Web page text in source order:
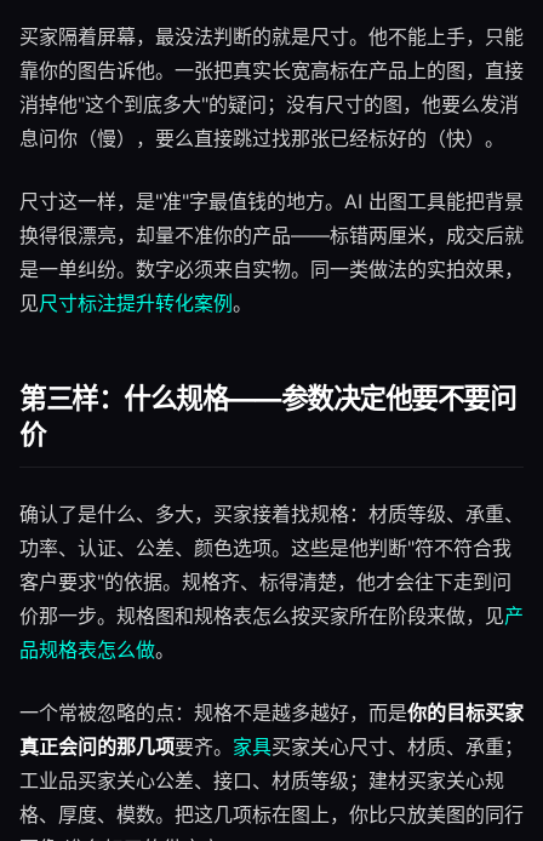
买家隔着屏幕，最没法判断的就是尺寸。他不能上手，只能
靠你的图告诉他。一张把真实长宽高标在产品上的图，直接
消掉他"这个到底多大"的疑问；没有尺寸的图，他要么发消
息问你（慢），要么直接跳过找那张已经标好的（快）。
尺寸这一样，是"准"字最值钱的地方。AI 出图工具能把背景
换得很漂亮，却量不准你的产品——标错两厘米，成交后就
是一单纠纷。数字必须来自实物。同一类做法的实拍效果，
见尺寸标注提升转化案例 。
第三样：什么规格——参数决定他要不要问
价
确认了是什么、多大，买家接着找规格：材质等级、承重、
功率、认证、公差、颜色选项。这些是他判断"符不符合我
客户要求"的依据。规格齐、标得清楚，他才会往下走到问
价那一步。规格图和规格表怎么按买家所在阶段来做，见产
品规格表怎么做。
一个常被忽略的点：规格不是越多越好，而是你的目标买家
真正会问的那几项要齐。 家具买家关心尺寸、材质、承重；
工业品买家关心公差、接口、材质等级；建材买家关心规
格、厚度、模数。把这几项标在图上，你比只放美图的同行